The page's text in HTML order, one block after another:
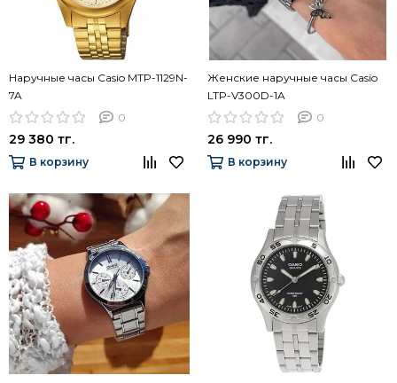
Наручные часы Casio MTP-1129N-
7A
0
29 380 тг.
В корзину
Женские наручные часы Casio
LTP-V300D-1A
0
26 990 тг.
В корзину